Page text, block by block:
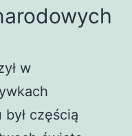
w
częścią